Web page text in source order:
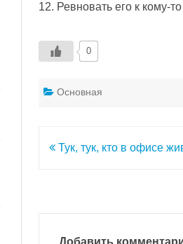
12. Ревновать его к кому-
0
Основная
Навигация
Тук, тук, кто в офисе
Добавить